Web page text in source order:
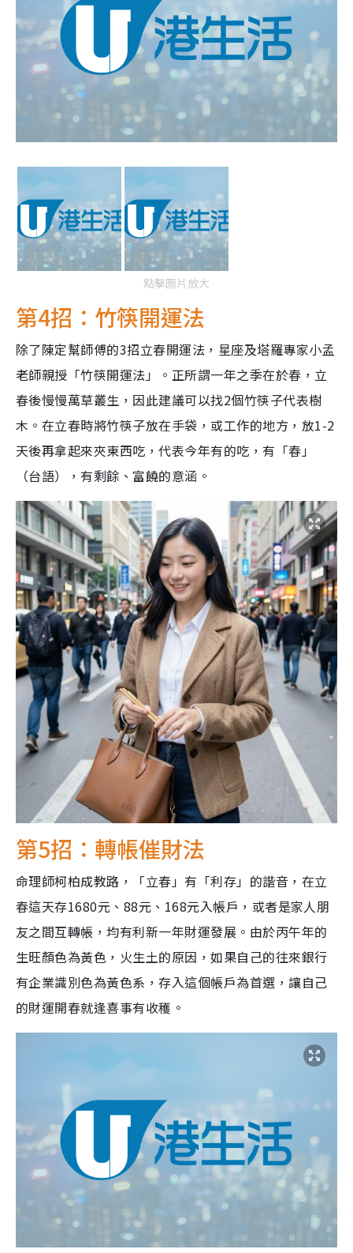
點擊圖片放大
第4招：竹筷開運法
除了陳定幫師傅的3招立春開運法，星座及塔羅專家小孟
老師親授「竹筷開運法」。正所謂一年之季在於春，立
春後慢慢萬草叢生，因此建議可以找2個竹筷子代表樹
木。在立春時將竹筷子放在手袋，或工作的地方，放1-2
天後再拿起來夾東西吃，代表今年有的吃，有「春」
（台語），有剩餘、富饒的意涵。
第5招：轉帳催財法
命理師柯柏成教路，「立春」有「利存」的諧音，在立
春這天存1680元、88元、168元入帳戶，或者是家人朋
友之間互轉帳，均有利新一年財運發展。由於丙午年的
生旺顏色為黃色，火生土的原因，如果自己的往來銀行
有企業識別色為黃色系，存入這個帳戶為首選，讓自己
的財運開春就逢喜事有收穫。